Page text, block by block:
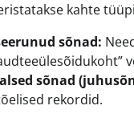
kahte
sõnad:
sõnad
rekordid.